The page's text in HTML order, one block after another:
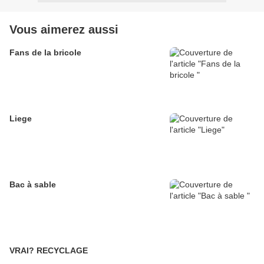
Vous aimerez aussi
Fans de la bricole
Liege
Bac à sable
VRAI? RECYCLAGE